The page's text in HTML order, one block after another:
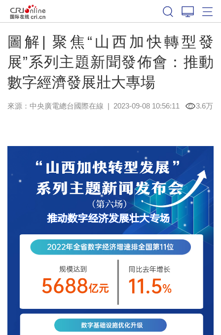
圖解| 聚焦“山西加快轉型發
展”系列主題新聞發佈會：推動
數字經濟發展壯大專場
來源：中央廣電總台國際在線 | 2023-09-08 10:56:11 3.6万